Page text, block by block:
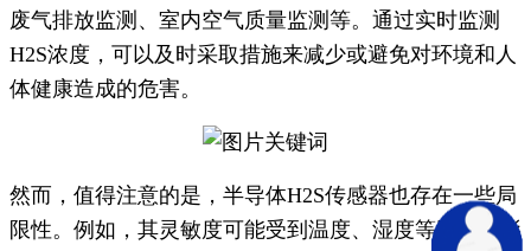
废气排放监测、室内空气质量监测等。通过实时监测
H2S浓度，可以及时采取措施来减少或避免对环境和人
体健康造成的危害。
然而，值得注意的是，半导体H2S传感器也存在一些局
限性。例如，其灵敏度可能受到温度、湿度等因素的影